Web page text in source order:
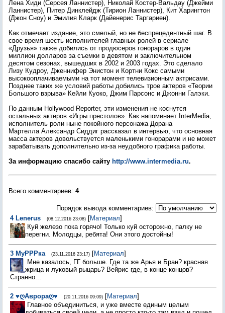
Лена Хиди (Серсея Ланнистер), Николай Костер-Вальдау (Джейми
Ланнистер), Питер Динклейдж (Тирион Ланнистер), Кит Харингтон
(Джон Сноу) и Эмилия Кларк (Дайенерис Таргариен).
Как отмечает издание, это смелый, но не беспрецедентный шаг. В
свое время шесть исполнителей главных ролей в сериале
«Друзья» также добились от продюсеров гонораров в один
миллион долларов за съемки в девятом и заключительном
десятом сезонах, вышедших в 2002 и 2003 годах. Это сделало
Лизу Кудроу, Дженнифер Энистон и Кортни Кокс самыми
высокооплачиваемыми на тот момент телевизионным актрисами.
Позднее таких же условий работы добились трое актеров «Теории
Большого взрыва» Кейли Куоко, Джим Парсонс и Джонни Галэки.
По данным Hollywood Reporter, эти изменения не коснутся
остальных актеров «Игры престолов». Как напоминает InterMedia,
исполнитель роли ныне покойного персонажа Дорана
МартеллаАлександр Сиддиг рассказал в интервью, что основная
масса актеров довольствуется маленькими гонорарами и не может
зарабатывать дополнительно из-за неудобного графика работы.
За информацию спасибо сайту http://www.intermedia.ru.
Всего комментариев: 4
Порядок вывода комментариев:
4 Lenerus (08.12.2016 23:08) [Материал]
Куй железо пока горячо! Только куй осторожно, палку не
перегни. Молодцы, ребята! Они этого достойны!
3 МуРРРка (23.11.2016 23:17) [Материал]
Мне казалось, ГГ больше. Где та же Арья и Бран? красная
жрица и луковый рыцарь? Вейрис где, в конце концов?
Странно...
2 ♥ღАврораღ♥ (20.11.2016 09:09) [Материал]
Главное объединиться, и уже вместе единым целым